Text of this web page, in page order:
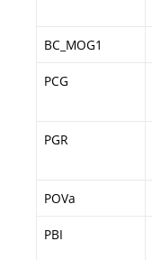
BC_MOG1
PCG
PGR
POVa
PBI